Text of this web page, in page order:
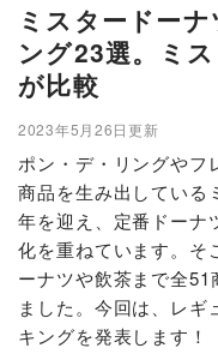
ミスタードー
ング23選。ミ
が比較
2023年5月26日更新
ポン・デ・リングやフ
商品を生み出している
年を迎え、定番ドーナ
化を重ねています。そ
ーナツや飲茶まで全
ました。今回は、レ
キングを発表します！